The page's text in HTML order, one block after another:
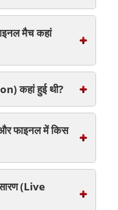
मैच कहां
कहां हुई थी?
फाइनल में किस
(Live